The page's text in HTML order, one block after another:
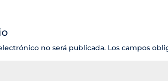
no será publicada. Los campos